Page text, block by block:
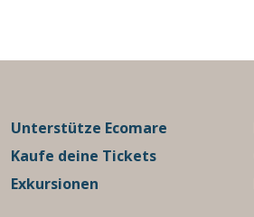
Unterstütze Ecomare
Kaufe deine Tickets
Exkursionen